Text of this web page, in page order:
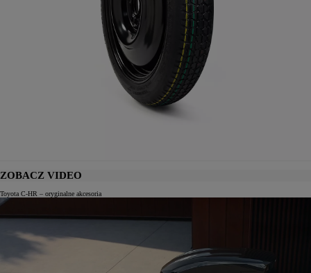
ZOBACZ VIDEO
Toyota C-HR – oryginalne akcesoria